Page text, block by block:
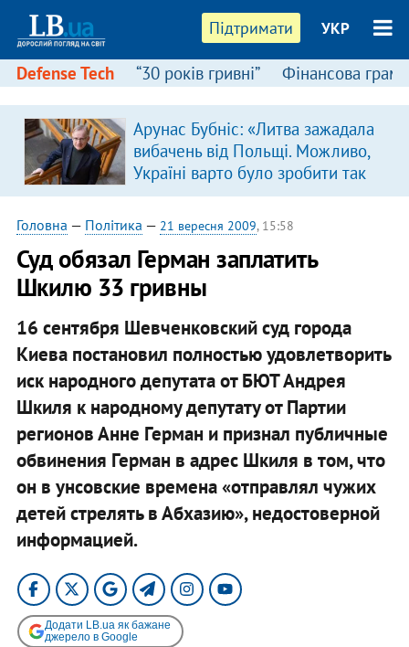
Підтримати УКР
Defense Tech “30 років гривні” Фінансова
Арунас Бубніс: «Литва зажадала
вибачень від Польщі. Можливо,
Україні варто було зробити так
само»
Головна — Політика — 21 вересня 2009, 15:58
Суд обязал Герман заплатить
Шкилю 33 гривны
16 сентября Шевченковский суд города
Киева постановил полностью удовлетворить
иск народного депутата от БЮТ Андрея
Шкиля к народному депутату от Партии
регионов Анне Герман и признал публичные
обвинения Герман в адрес Шкиля в том, что
он в унсовские времена «отправлял чужих
детей стрелять в Абхазию», недостоверной
информацией.
Додати LB.ua як бажане
джерело в Google